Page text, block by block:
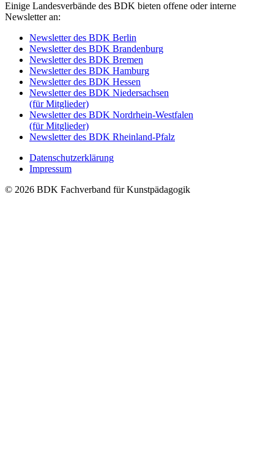
Einige Landesverbände des BDK bieten offene oder interne
Newsletter an:
Newsletter des BDK Berlin
Newsletter des BDK Brandenburg
Newsletter des BDK Bremen
Newsletter des BDK Hamburg
Newsletter des BDK Hessen
Newsletter des BDK Niedersachsen
(für Mitglieder)
Newsletter des BDK Nordrhein-Westfalen
(für Mitglieder)
Newsletter des BDK Rheinland-Pfalz
Datenschutzerklärung
Impressum
© 2026 BDK Fachverband für Kunstpädagogik